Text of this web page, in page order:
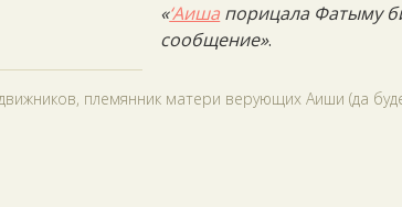
«‘Аиша порицала Фатыму
сообщение».
племянник матери верующих Аиши (да